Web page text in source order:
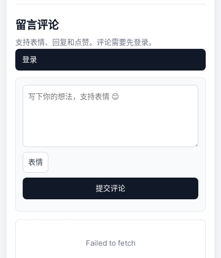
留言评论
支持表情、回复和点赞。评论需要先登录。
登录
表情
提交评论
Failed to fetch